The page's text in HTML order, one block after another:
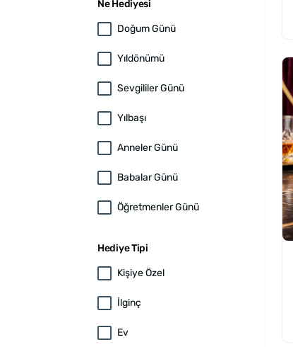
Ne Hediyesi
Doğum Günü
Yıldönümü
Sevgililer Günü
Yılbaşı
Anneler Günü
Babalar Günü
Öğretmenler Günü
Hediye Tipi
Kişiye Özel
İlginç
Ev